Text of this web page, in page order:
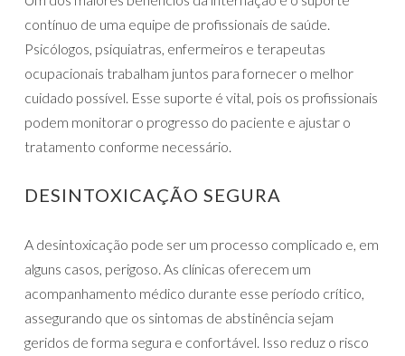
contínuo de uma equipe de profissionais de saúde.
Psicólogos, psiquiatras, enfermeiros e terapeutas
ocupacionais trabalham juntos para fornecer o melhor
cuidado possível. Esse suporte é vital, pois os profissionais
podem monitorar o progresso do paciente e ajustar o
tratamento conforme necessário.
DESINTOXICAÇÃO SEGURA
A desintoxicação pode ser um processo complicado e, em
alguns casos, perigoso. As clínicas oferecem um
acompanhamento médico durante esse período crítico,
assegurando que os sintomas de abstinência sejam
geridos de forma segura e confortável. Isso reduz o risco